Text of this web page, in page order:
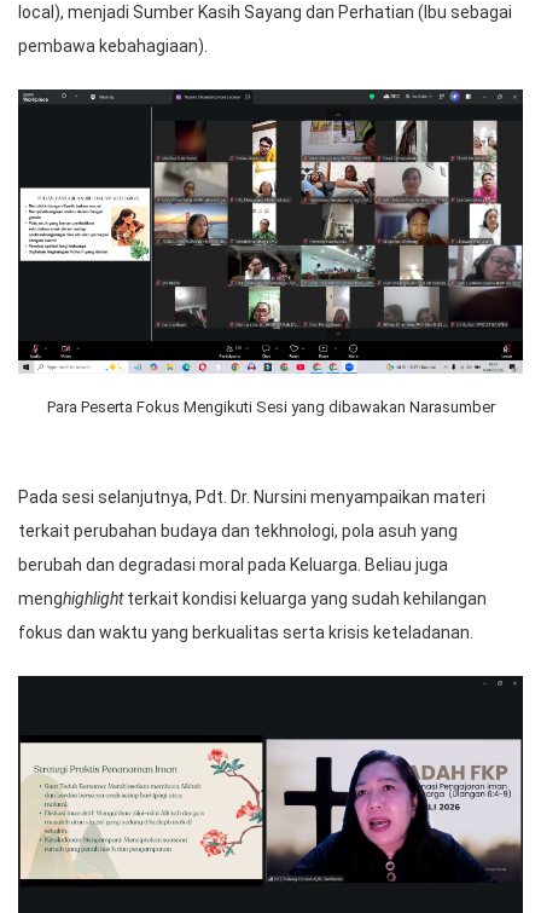
local), menjadi Sumber Kasih Sayang dan Perhatian (Ibu sebagai
pembawa kebahagiaan).
Para Peserta Fokus Mengikuti Sesi yang dibawakan Narasumber
Pada sesi selanjutnya, Pdt. Dr. Nursini menyampaikan materi
terkait perubahan budaya dan tekhnologi, pola asuh yang
berubah dan degradasi moral pada Keluarga. Beliau juga
menghighlightterkait kondisi keluarga yang sudah kehilangan
fokus dan waktu yang berkualitas serta krisis keteladanan.